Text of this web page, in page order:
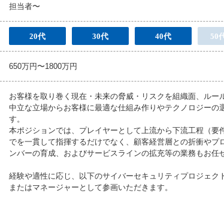
担当者〜
20代 30代 40代 50
650万円〜1800万円
お客様を取り巻く現在・未来の脅威・リスクを組織面、ルー
中立な立場からお客様に最適な仕組み作りやテクノロジーの
す。
本ポジションでは、プレイヤーとして上流から下流工程（要
でを一貫して指揮するだけでなく、顧客経営層との折衝やプ
ンバーの育成、およびサービスラインの拡充等の業務もお任
経験や適性に応じ、以下のサイバーセキュリティプロジェク
またはマネージャーとして参画いただきます。